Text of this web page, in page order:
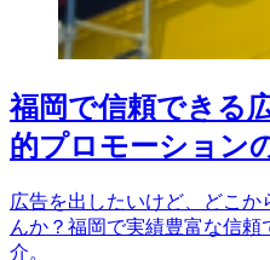
福岡で信頼できる
的プロモーション
広告を出したいけど、どこ
んか？福岡で実績豊富な信
介。